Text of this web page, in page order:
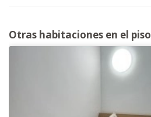
Otras habitaciones en el piso